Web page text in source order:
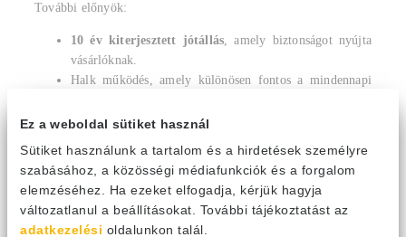
Ez a weboldal sütiket használ
Sütiket használunk a tartalom és a hirdetések személyre
szabásához, a közösségi médiafunkciók és a forgalom
elemzéséhez. Ha ezeket elfogadja, kérjük hagyja
változatlanul a beállításokat. További tájékoztatást az
adatkezelési oldalunkon talál.
További előnyök:
10 év kiterjesztett jótállás, amely biztonságot nyújta
vásárlóknak.
Halk működés, amely különösen fontos a mindennapi
Modern, elegáns dizájn, amely bármilyen otthonba
Összegezve
A klímaberendezések energiafogyasztása számos tényezőtől